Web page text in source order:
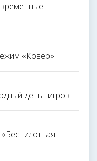
«Ковер»
день тигров